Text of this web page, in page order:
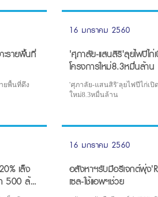
รายพื้นที่
ยพื้นที่ดึง
16 มกราคม 2560
'ศุภาลัย-แสนสิริ'ลุยไฟปีไก่
โครงการใหม่8.3หมื่นล้าน
'ศุภาลัย-แสนสิริ'ลุยไฟปีไก่เปิ
ใหม่8.3หมื่นล้าน
เล็ง
500 ล้าน
16 มกราคม 2560
อสังหาฯรับมือรีเจกต์พุ่ง
เซล-ใช้แอพฯช่วย